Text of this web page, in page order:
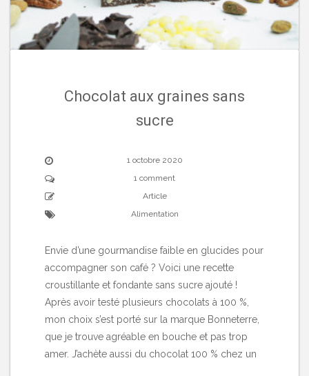
Chocolat aux graines sans
sucre
1 octobre 2020
1 comment
Article
Alimentation
Envie d’une gourmandise faible en glucides pour
accompagner son café ? Voici une recette
croustillante et fondante sans sucre ajouté !
Après avoir testé plusieurs chocolats à 100 %,
mon choix s’est porté sur la marque Bonneterre,
que je trouve agréable en bouche et pas trop
amer. J’achète aussi du chocolat 100 % chez un